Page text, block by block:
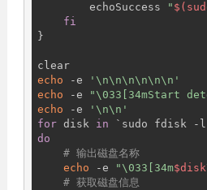
        echoSuccess
"
fi
}
clear
echo -e
'\n\n\n\n\n\n'
echo -e
"\033[34mStart
echo -e
'\n\n'
for disk in `sudo fdisk -
do
# 输出磁盘名称
echo -e "\033[34m$disk
# 获取磁盘信息